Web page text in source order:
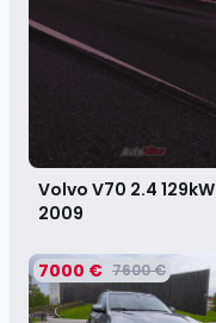
Volvo V70 2.4 129kW
2009
7000 € 7600 €